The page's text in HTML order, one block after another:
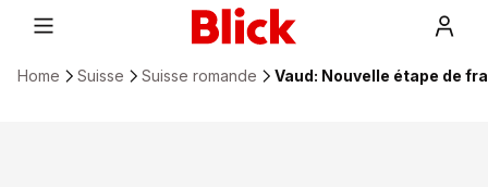
Home Suisse Suisse romande Vaud: Nouvelle étape de